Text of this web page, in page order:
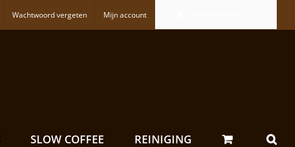
Wachtwoord vergeten Mijn account
SLOW COFFEE REINIGING